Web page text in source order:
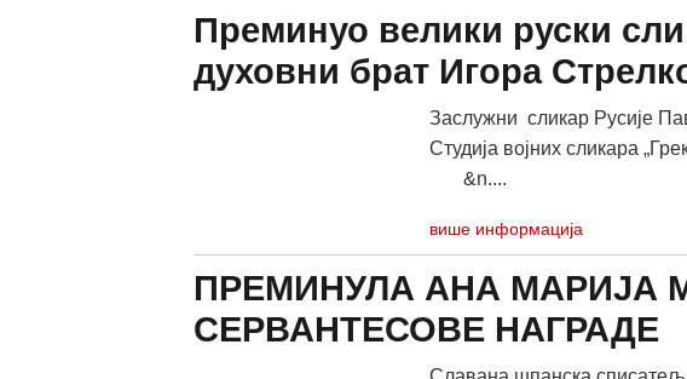
Преминуо велики руски
духовни брат Игора
Заслужни сликар Русије
Студија војних сликара
&n....
више информација
ПРЕМИНУЛА АНА МАРИЈА
СЕРВАНТЕСОВЕ НАГРАДЕ